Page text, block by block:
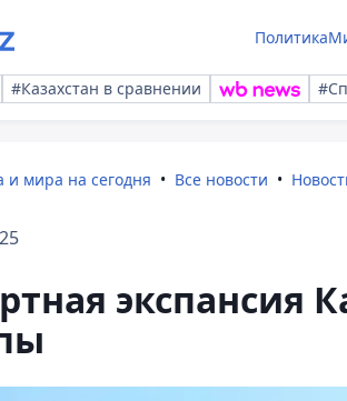
Политика
#Казахстан в сравнении
и мира на сегодня Все новости
экспансия